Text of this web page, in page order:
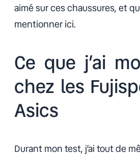
aimé sur ces chaussures, et
mentionner ici.
Ce que j’ai
chez les
Asics
Durant mon test, j’ai tout de